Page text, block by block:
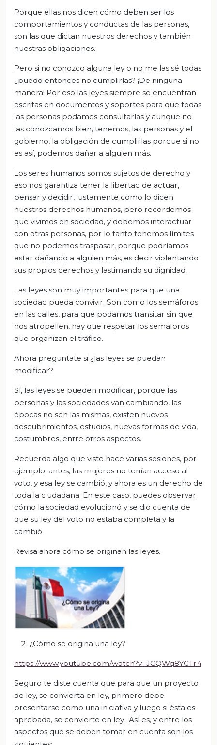
Porque ellas nos dicen cómo deben ser los
comportamientos y conductas de las personas,
son las que dictan nuestros derechos y también
nuestras obligaciones.
Pero si no conozco alguna ley o no me las sé todas
¿puedo entonces no cumplirlas? ¡De ninguna
manera! Por eso las leyes siempre se encuentran
escritas en documentos y soportes para que todas
las personas podamos consultarlas y aunque no
las conozcamos bien, tenemos, las personas y el
gobierno, la obligación de cumplirlas porque si no
es así, podemos dañar a alguien más.
Los seres humanos somos sujetos de derecho y
eso nos garantiza tener la libertad de actuar,
pensar y decidir, justamente como lo dicen
nuestros derechos humanos, pero recordemos
que vivimos en sociedad, y debemos interactuar
con otras personas, por lo tanto tenemos límites
que no podemos traspasar, porque podríamos
estar dañando a alguien más, es decir violentando
sus propios derechos y lastimando su dignidad.
Las leyes son muy importantes para que una
sociedad pueda convivir. Son como los semáforos
en las calles, para que podamos transitar sin que
nos atropellen, hay que respetar los semáforos
que organizan el tráfico.
Ahora preguntate si ¿las leyes se puedan
modificar?
Sí, las leyes se pueden modificar, porque las
personas y las sociedades van cambiando, las
épocas no son las mismas, existen nuevos
descubrimientos, estudios, nuevas formas de vida,
costumbres, entre otros aspectos.
Recuerda algo que viste hace varias sesiones, por
ejemplo, antes, las mujeres no tenían acceso al
voto, y esa ley se cambió, y ahora es un derecho de
toda la ciudadana. En este caso, puedes observar
cómo la sociedad evolucionó y se dio cuenta de
que su ley del voto no estaba completa y la
cambió.
Revisa ahora cómo se originan las leyes.
¿Cómo se origina una ley?
https://www.youtube.com/watch?v=JGQWq8YGTr4
Seguro te diste cuenta que para que un proyecto
de ley, se convierta en ley, primero debe
presentarse como una iniciativa y luego si ésta es
aprobada, se convierte en ley. Así es, y entre los
aspectos que se deben tomar en cuenta son los